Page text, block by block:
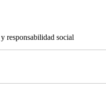
responsabilidad social